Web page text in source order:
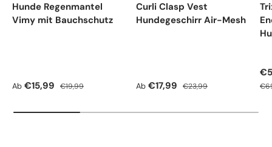
Hunde Regenmantel
Vimy mit Bauchschutz
Verkaufspreis
Ab €15,99 Normaler Preis
€19,99
Curli Clasp Vest
Hundegeschirr Air-Mesh
Verkaufspreis
Ab €17,99 Normaler Preis
€23,99